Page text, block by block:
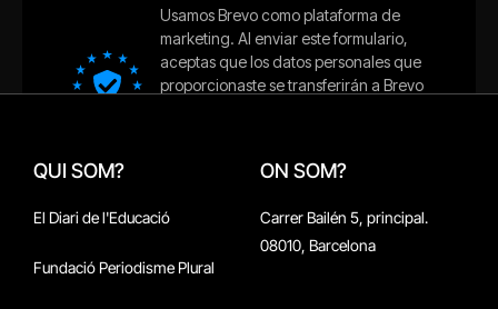
QUI SOM?
El Diari de l'Educació
Fundació Periodisme Plural
ON SOM?
Carrer Bailén 5, principal.
08010, Barcelona